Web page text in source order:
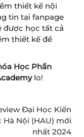
thiết kế nội
tin tại fanpage
được học tất cả
thiết kế để
Học Phần
lo!
Đại Học Kiến
Hà Nội (HAU) mới
nhất 2024